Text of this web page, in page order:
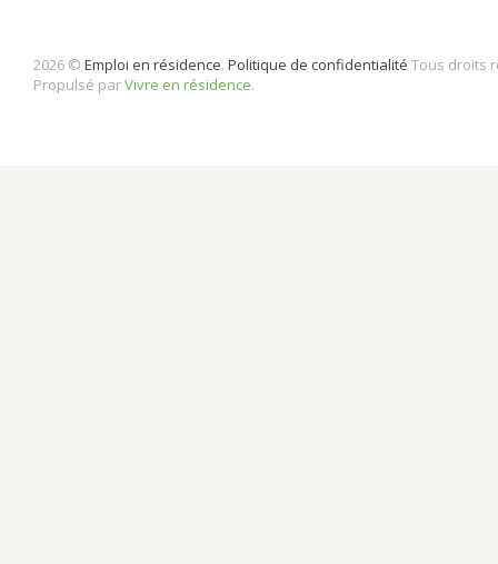
2026 © Emploi en résidence. Politique de confidentialité Tous droits
Propulsé parVivre en résidence.